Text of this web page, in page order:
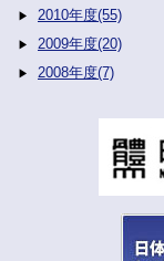
2010年度(55)
2009年度(20)
2008年度(7)